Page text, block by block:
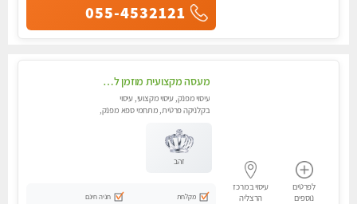
055-4532121
לפרטים
נוספים
עיסוי במרכז
הרצליה
מעסה מקצועית מוזמן לחוויה בלתי נשכחת!!עיסוי מפנק ביותר במקום פרטי לחלוטין!
עיסוי מפנק, עיסוי מקצועי, עיסוי
בקלניקה פרטית, מתחמי ספא מפנק,
זהב
מקלחת
חניה חינם